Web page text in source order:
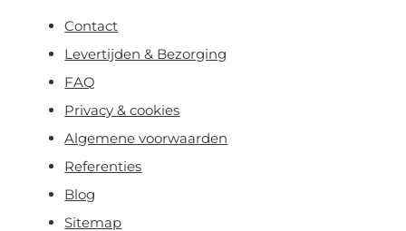
Contact
Levertijden & Bezorging
FAQ
Privacy & cookies
Algemene voorwaarden
Referenties
Blog
Sitemap